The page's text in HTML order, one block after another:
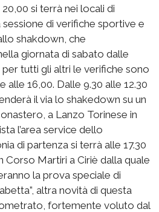
si terrà nei locali di
di verifiche sportive e
shakdown, che
giornata di sabato dalle
tutti gli altri le verifiche sono
alle 16,00. Dalle 9.30 alle 12.30
il via lo shakedown su un
a Lanzo Torinese in
l’area service dello
di partenza si terrà alle 17.30
Corso Martiri a Ciriè dalla quale
la prova speciale di
altra novità di questa
fortemente voluto dal